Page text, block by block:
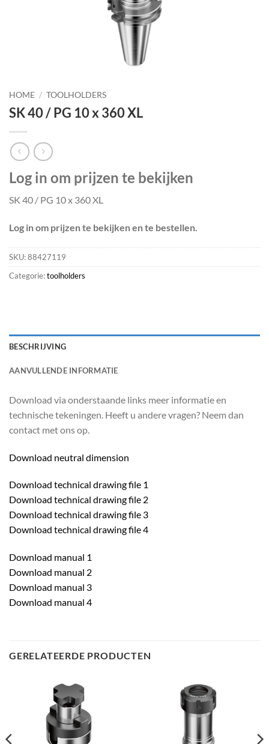
HOME / TOOLHOLDERS
SK 40 / PG 10 x 360 XL
Log in om prijzen te bekijken
SK 40 / PG 10 x 360 XL
Log in om prijzen te bekijken en te bestellen.
SKU:88427119
Categorie:toolholders
BESCHRIJVING
AANVULLENDE INFORMATIE
Download via onderstaande links meer informatie en
technische tekeningen. Heeft u andere vragen? Neem dan
contact met ons op.
Download neutral dimension
Download technical drawing file 1
Download technical drawing file 2
Download technical drawing file 3
Download technical drawing file 4
Download manual 1
Download manual 2
Download manual 3
Download manual 4
GERELATEERDE PRODUCTEN